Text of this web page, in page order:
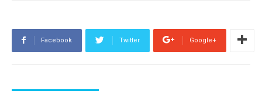
Facebook Twitter Google+